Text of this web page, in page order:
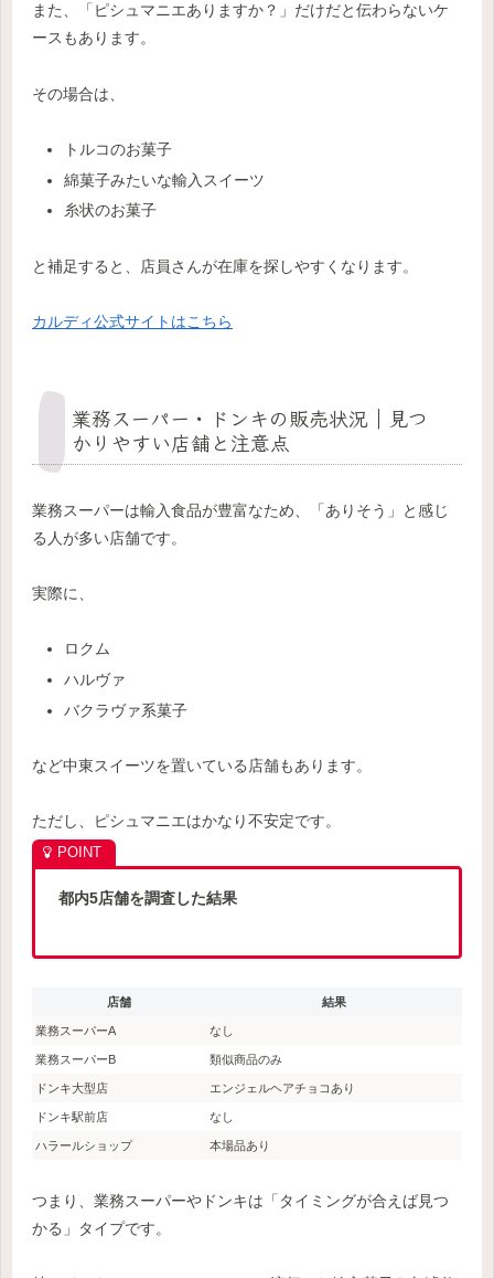
また、「ピシュマニエありますか？」だけだと伝わらないケ
ースもあります。
その場合は、
トルコのお菓子
綿菓子みたいな輸入スイーツ
糸状のお菓子
と補足すると、店員さんが在庫を探しやすくなります。
カルディ公式サイトはこちら
業務スーパー・ドンキの販売状況｜見つ
かりやすい店舗と注意点
業務スーパーは輸入食品が豊富なため、「ありそう」と感じ
る人が多い店舗です。
実際に、
ロクム
ハルヴァ
バクラヴァ系菓子
など中東スイーツを置いている店舗もあります。
ただし、ピシュマニエはかなり不安定です。
都内5店舗を調査した結果
店舗 結果
業務スーパーA なし
業務スーパーB 類似商品のみ
ドンキ大型店 エンジェルヘアチョコあり
ドンキ駅前店 なし
ハラールショップ 本場品あり
つまり、業務スーパーやドンキは「タイミングが合えば見つ
かる」タイプです。